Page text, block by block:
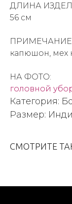
ДЛИНА
56 см
капюшон, мех
НА ФОТО:
головной
Категория:
Размер:
СМОТРИТЕ